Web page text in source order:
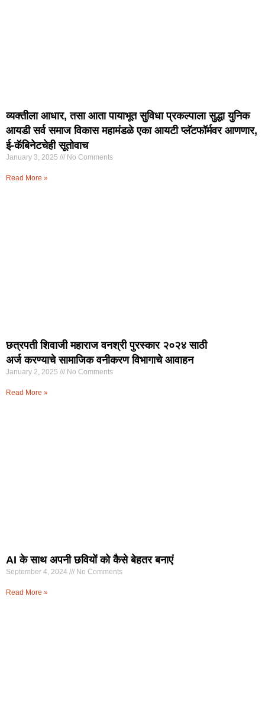
व्यक्तीला आधार, तसा आता पायाभूत सुविधा प्रकल्पाला सुद्धा युनिक
आयडी सर्व समाज विकास महामंडळे एका आयटी प्लॅटफॉर्मवर आणणार,
ई-कॅबिनेटचेही सूतोवाच
January 3, 2025 No Comments
Read More »
छत्रपती शिवाजी महाराज वनश्री पुरस्कार २०२४ साठी
अर्ज करण्याचे सामाजिक वनीकरण विभागाचे आवाहन
January 2, 2025 No Comments
Read More »
AI के साथ अपनी छवियों को कैसे बेहतर बनाएं
September 4, 2024 No Comments
Read More »